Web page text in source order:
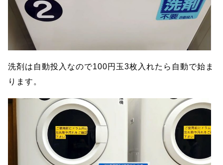
洗剤は自動投入なので100円玉3枚入れたら自動で始ま
ります。